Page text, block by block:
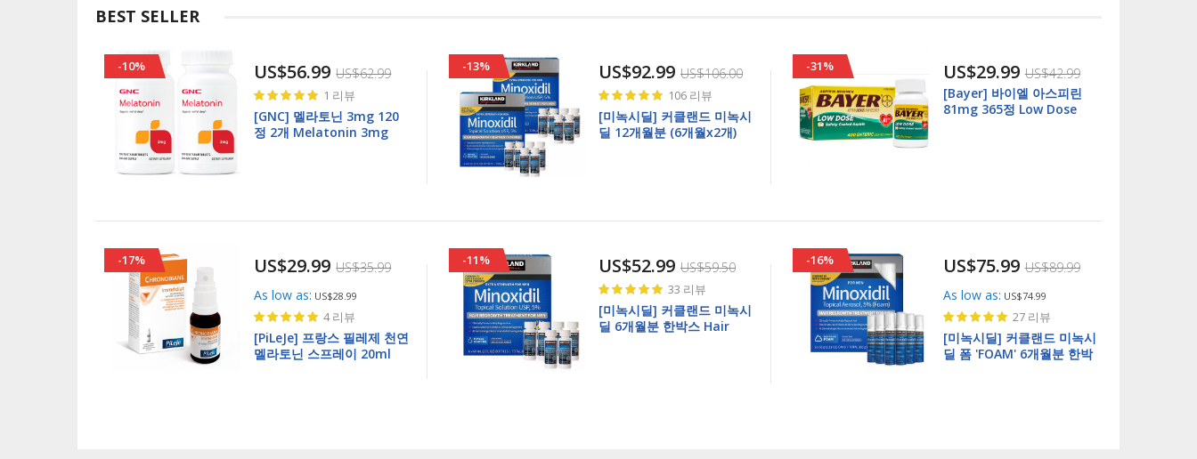
BEST SELLER
-10% US$56.99 US$62.99
Rating:
100%
1 리뷰
[GNC] 멜라토닌 3mg 120
정 2개 Melatonin 3mg
-13% US$92.99 US$106.00
Rating:
99%
106 리뷰
[미녹시딜] 커클랜드 미녹시
딜 12개월분 (6개월x2개)
-31% US$29.99 US$42.99
[Bayer] 바이엘 아스피린
81mg 365정 Low Dose
-17% US$29.99 US$35.99
As low as US$28.99
Rating:
97%
4리뷰
[PiLeJe] 프랑스 필레제 천연
멜라토닌 스프레이 20ml
-11% US$52.99 US$59.50
Rating:
100%
33 리뷰
[미녹시딜] 커클랜드 미녹시
딜 6개월분 한박스 Hair
-16% US$75.99 US$89.99
As low as US$74.99
Rating:
100%
27 리뷰
[미녹시딜] 커클랜드 미녹시
딜 폼 'FOAM' 6개월분 한박